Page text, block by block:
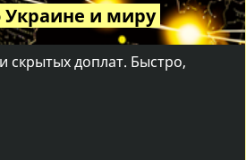
и миру
скрытых доплат. Быстро,